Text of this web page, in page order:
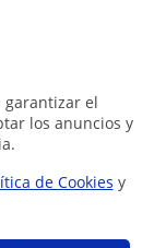
garantizar el
los anuncios y
de Cookies y